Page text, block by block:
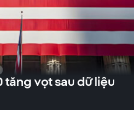
tăng vọt sau dữ liệu